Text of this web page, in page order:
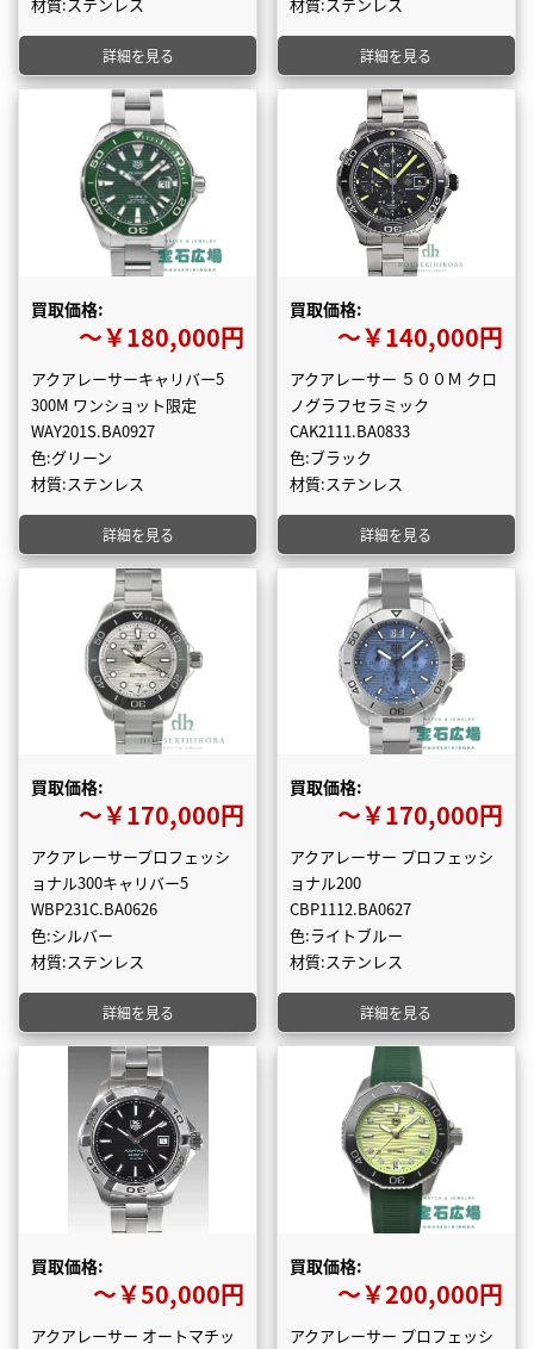
詳細を見る 詳細を見る
買取価格:
〜￥180,000円
アクアレーサーキャリバー5
300M ワンショット限定
WAY201S.BA0927
色:グリーン
材質:ステンレス
詳細を見る
買取価格:
〜￥140,000円
アクアレーサー ５００Ｍ クロ
ノグラフセラミック
CAK2111.BA0833
色:ブラック
材質:ステンレス
詳細を見る
買取価格:
〜￥170,000円
アクアレーサープロフェッシ
ョナル300キャリバー5
WBP231C.BA0626
色:シルバー
材質:ステンレス
詳細を見る
買取価格:
〜￥170,000円
アクアレーサー プロフェッシ
ョナル200
CBP1112.BA0627
色:ライトブルー
材質:ステンレス
詳細を見る
買取価格:
〜￥50,000円
アクアレーサー オートマチッ
買取価格:
〜￥200,000円
アクアレーサー プロフェッシ